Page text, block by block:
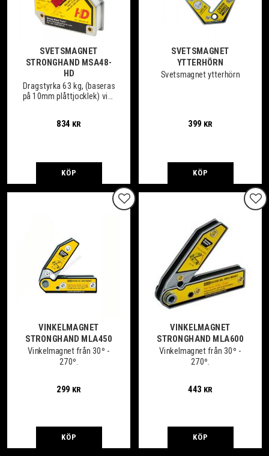
SVETSMAGNET
STRONGHAND MSA48-
HD
Dragstyrka 63 kg, (baseras
på 10mm plåttjocklek) vikt
834 KR
KÖP
SVETSMAGNET
YTTERHÖRN
Svetsmagnet ytterhörn
399 KR
KÖP
VINKELMAGNET
STRONGHAND MLA450
Vinkelmagnet från 30º -
270º.
299 KR
Lägg till i favoriter
KÖP
VINKELMAGNET
STRONGHAND MLA600
Vinkelmagnet från 30º -
270º.
443 KR
KÖP